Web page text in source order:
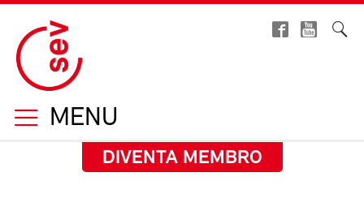
MENU
DIVENTA MEMBRO